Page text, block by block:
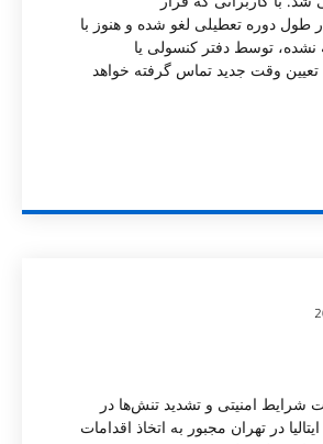
طول دوره تعطیلی لغو شده و هنوز با
نشده، توسط دفتر کنسولی یا
تعیین وقت جدید تماس گرفته خواهد
شرایط امنیتی و تشدید تنش‌ها در
در تهران مجبور به اتخاذ اقدامات